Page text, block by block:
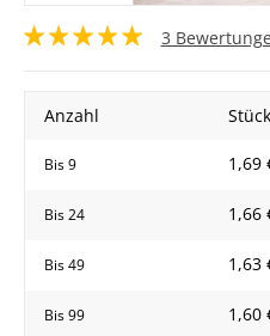
3
Anzahl
Bis9 1,69
Bis24 1,66
Bis49 1,63
Bis99 1,60